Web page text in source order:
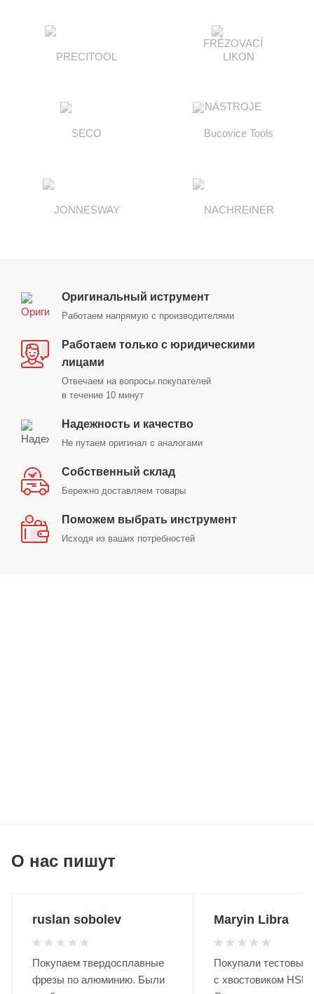
Оригинальный иструмент
Работаем напрямую с производителями
Работаем только с юридическими
лицами
Отвечаем на вопросы покупателей
в течение 10 минут
Надежность и качество
Не путаем оригинал с аналогами
Собственный склад
Бережно доставляем товары
Поможем выбрать инструмент
Исходя из ваших потребностей
О нас пишут
ruslan sobolev
Покупаем твердосплавные
фрезы по алюминию. Были
Maryin Libra
Покупали тестовые
с хвостовиком HSK.